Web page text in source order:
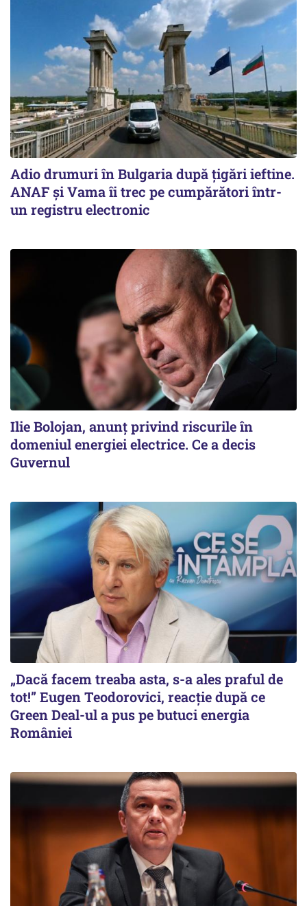
Adio drumuri în Bulgaria după țigări ieftine.
ANAF și Vama îi trec pe cumpărători într-
un registru electronic
Ilie Bolojan, anunț privind riscurile în
domeniul energiei electrice. Ce a decis
Guvernul
„Dacă facem treaba asta, s-a ales praful de
tot!” Eugen Teodorovici, reacție după ce
Green Deal-ul a pus pe butuci energia
României